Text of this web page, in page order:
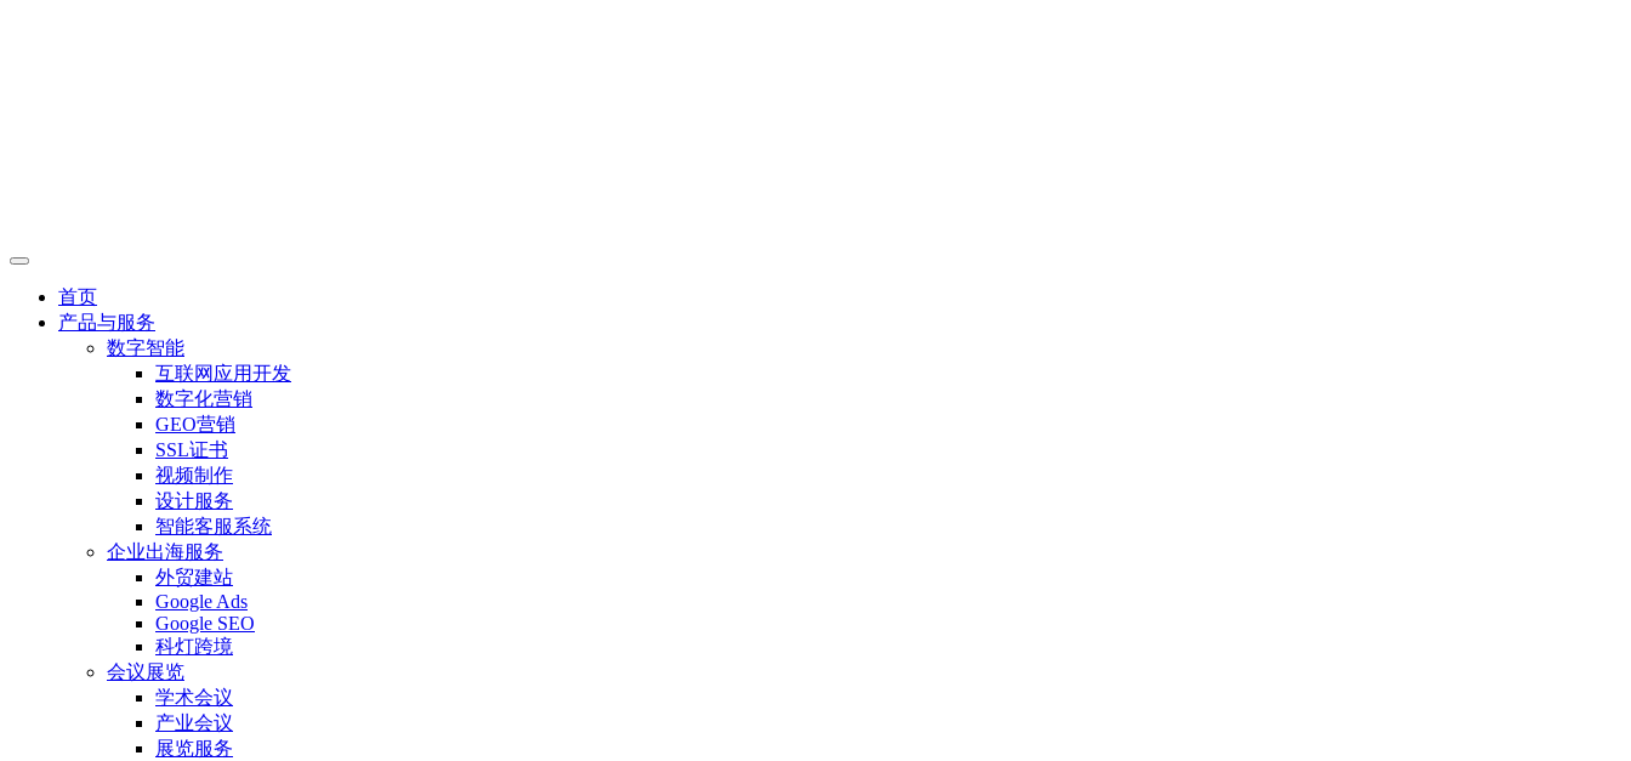
首页
产品与服务
数字智能
互联网应用开发
数字化营销
GEO营销
SSL证书
视频制作
设计服务
智能客服系统
企业出海服务
外贸建站
Google Ads
Google SEO
科灯跨境
会议展览
学术会议
产业会议
展览服务